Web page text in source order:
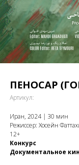
ПЕНОСАР
Артикул:
Иран, 2024 | 30 мин
Режиссер: Хосейн
12+
Конкурс
Документальное